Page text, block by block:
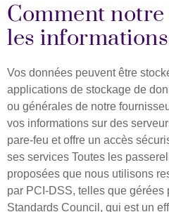
Comment
les informations
Vos données peuvent être
applications de stockage de
ou générales de notre
vos informations sur des
pare-feu et offre un accès
ses services Toutes les
proposées que nous utilisons
par PCI-DSS, telles que gérées
Standards Council, qui est un